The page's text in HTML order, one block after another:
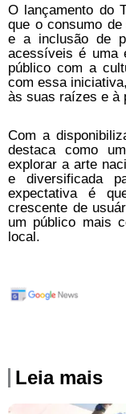
O lançamento do
que o consumo
e a inclusão de
acessíveis é uma
público com a
com essa
às suas raízes e à
Com a
destaca como
explorar a arte
e diversificada
expectativa é
crescente de
um público mais
local.
Leia mais